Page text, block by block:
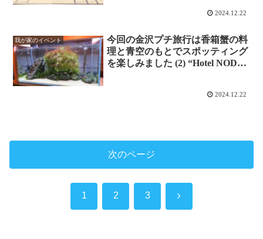
2024.12.22
我が家のイベント
今回の金沢プチ旅行は香箱蟹の料
理と青空のもとでスポッティング
を楽しみました (2) “Hotel NODE
2024.12.22
次のページ
1 2 3 次